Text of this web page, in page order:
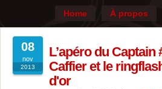
Home
À propos
08
nov
2013
L’apéro du Captain
Caffier et le
d'or